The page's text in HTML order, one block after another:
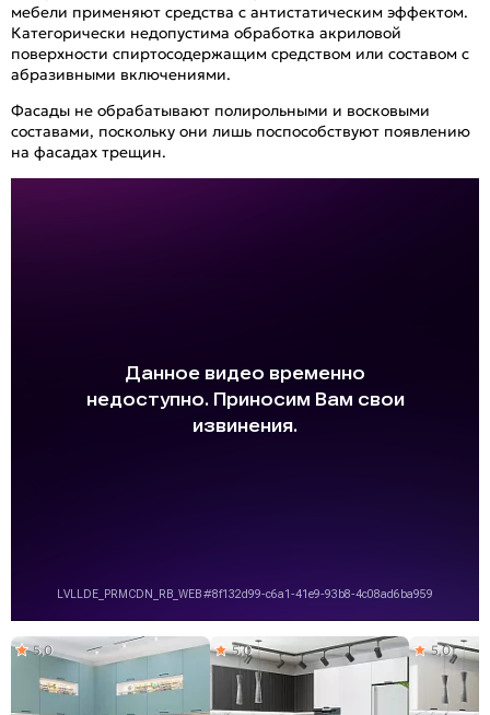
мебели применяют средства с антистатическим эффектом.
Категорически недопустима обработка акриловой
поверхности спиртосодержащим средством или составом с
абразивными включениями.
Фасады не обрабатывают полирольными и восковыми
составами, поскольку они лишь поспособствуют появлению
на фасадах трещин.
5,0 5,0 5,0